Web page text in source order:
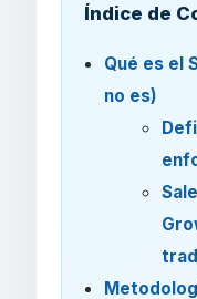
Índice de
Qué es el
no es)